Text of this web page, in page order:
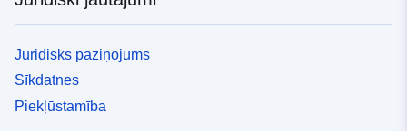
Juridisks paziņojums
Sīkdatnes
Piekļūstamība